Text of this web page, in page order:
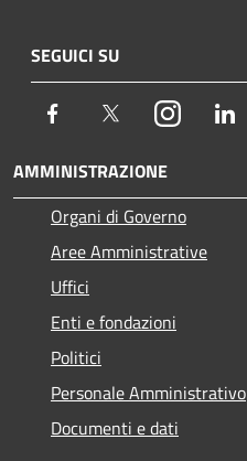
SEGUICI SU
Facebook TwitterInstagram
AMMINISTRAZIONE
Organi di Governo
Aree Amministrative
Uffici
Enti e fondazioni
Politici
Personale Amministrativo
Documenti e dati